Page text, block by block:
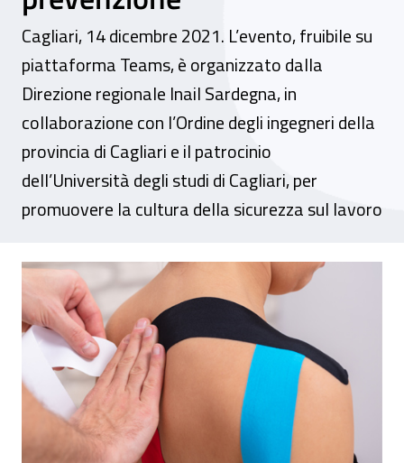
Cagliari, 14 dicembre 2021. L’evento, fruibile su
piattaforma Teams, è organizzato dalla
Direzione regionale Inail Sardegna, in
collaborazione con l’Ordine degli ingegneri della
provincia di Cagliari e il patrocinio
dell’Università degli studi di Cagliari, per
promuovere la cultura della sicurezza sul lavoro
Convegno - “Disturbi